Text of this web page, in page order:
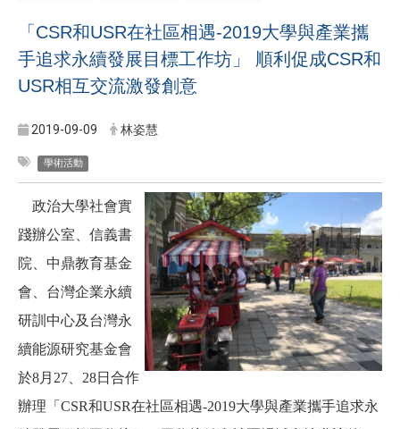
「CSR和USR在社區相遇-2019大學與產業攜
手追求永續發展目標工作坊」 順利促成CSR和
USR相互交流激發創意
2019-09-09 林姿慧
學術活動
政治大學社會實
踐辦公室、信義書
院、中鼎教育基金
會、台灣企業永續
研訓中心及台灣永
續能源研究基金會
於8月27、28日合作
辦理「CSR和USR在社區相遇-2019大學與產業攜手追求永